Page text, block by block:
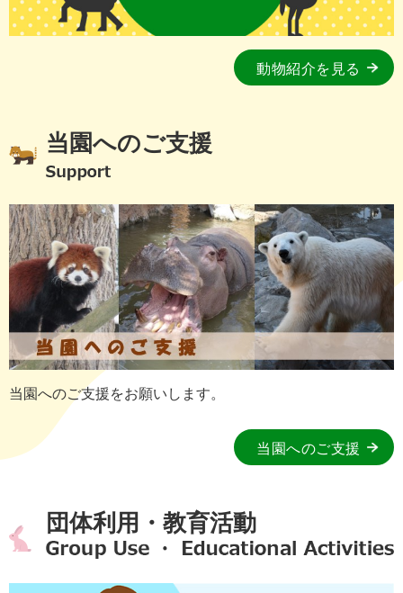
動物紹介を見る
当園へのご支援
当園へのご支援をお願いします。
当園へのご支援
団体利用・教育活動